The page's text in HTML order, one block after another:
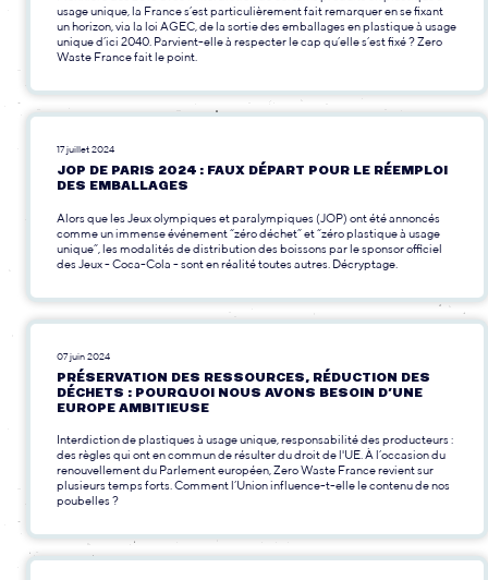
usage unique, la France s’est particulièrement fait remarquer en se fixant
un horizon, via la loi AGEC, de la sortie des emballages en plastique à usage
unique d’ici 2040. Parvient-elle à respecter le cap qu’elle s’est fixé ? Zero
Waste France fait le point.
17 juillet 2024
JOP DE PARIS 2024 : FAUX DÉPART POUR LE RÉEMPLOI
DES EMBALLAGES
Alors que les Jeux olympiques et paralympiques (JOP) ont été annoncés
comme un immense événement “zéro déchet” et “zéro plastique à usage
unique”, les modalités de distribution des boissons par le sponsor officiel
des Jeux - Coca-Cola - sont en réalité toutes autres. Décryptage.
07 juin 2024
PRÉSERVATION DES RESSOURCES, RÉDUCTION DES
DÉCHETS : POURQUOI NOUS AVONS BESOIN D’UNE
EUROPE AMBITIEUSE
Interdiction de plastiques à usage unique, responsabilité des producteurs :
des règles qui ont en commun de résulter du droit de l'UE. À l’occasion du
renouvellement du Parlement européen, Zero Waste France revient sur
plusieurs temps forts. Comment l’Union influence-t-elle le contenu de nos
poubelles ?